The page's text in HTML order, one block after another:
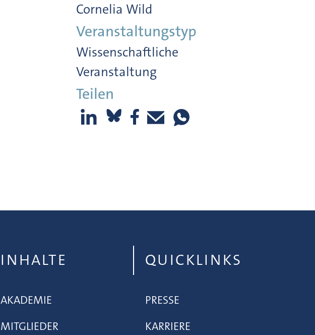
Cornelia Wild
Veranstaltungstyp
Wissenschaftliche
Veranstaltung
Teilen
INHALTE
AKADEMIE
MITGLIEDER
QUICKLINKS
PRESSE
KARRIERE